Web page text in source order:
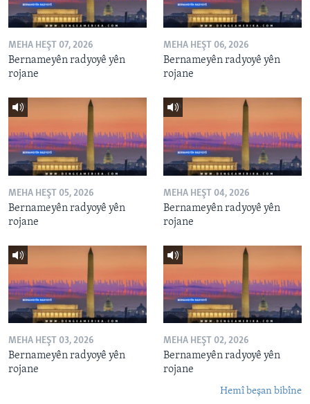
MEHA HEŞT 07, 2026
Bernameyên radyoyê yên
rojane
MEHA HEŞT 06, 2026
Bernameyên radyoyê yên
rojane
MEHA HEŞT 05, 2026
Bernameyên radyoyê yên
rojane
MEHA HEŞT 04, 2026
Bernameyên radyoyê yên
rojane
MEHA HEŞT 03, 2026
Bernameyên radyoyê yên
rojane
MEHA HEŞT 02, 2026
Bernameyên radyoyê yên
rojane
Hemî beşan bibîne